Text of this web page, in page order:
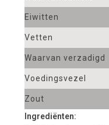
Eiwitten
Vetten
Waarvan verzadigd
Voedingsvezel
Zout
Ingrediënten: